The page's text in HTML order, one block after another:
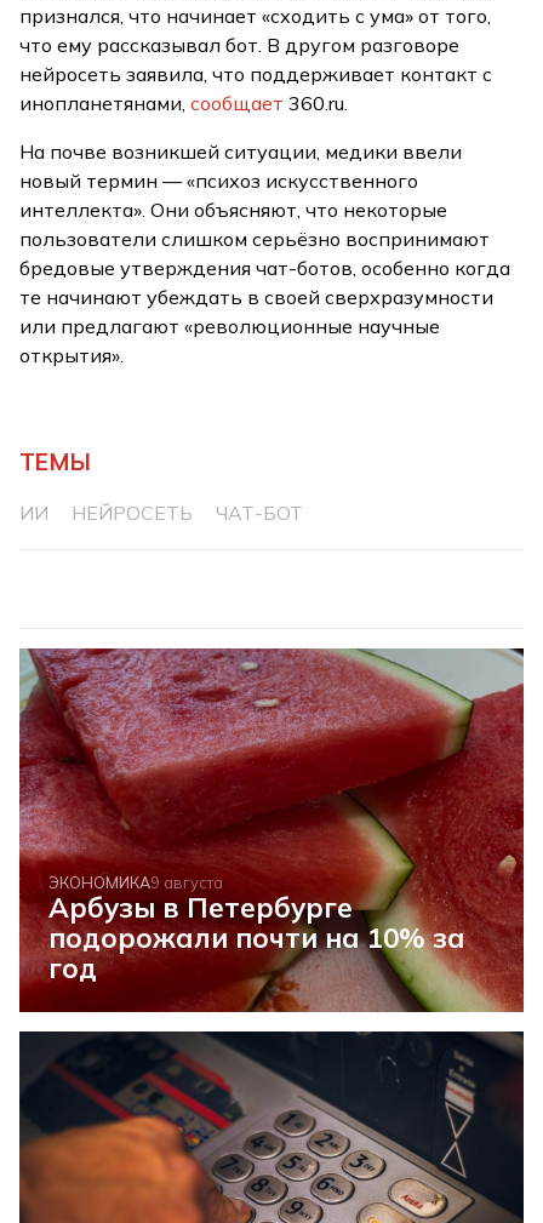
признался, что начинает «сходить с ума» от того,
что ему рассказывал бот. В другом разговоре
нейросеть заявила, что поддерживает контакт с
инопланетянами,сообщает 360.ru.
На почве возникшей ситуации, медики ввели
новый термин — «психоз искусственного
интеллекта». Они объясняют, что некоторые
пользователи слишком серьёзно воспринимают
бредовые утверждения чат-ботов, особенно когда
те начинают убеждать в своей сверхразумности
или предлагают «революционные научные
открытия».
ТЕМЫ
ИИ НЕЙРОСЕТЬ ЧАТ-БОТ
ЭКОНОМИКА9 августа
Арбузы в Петербурге
подорожали почти на 10% за
год